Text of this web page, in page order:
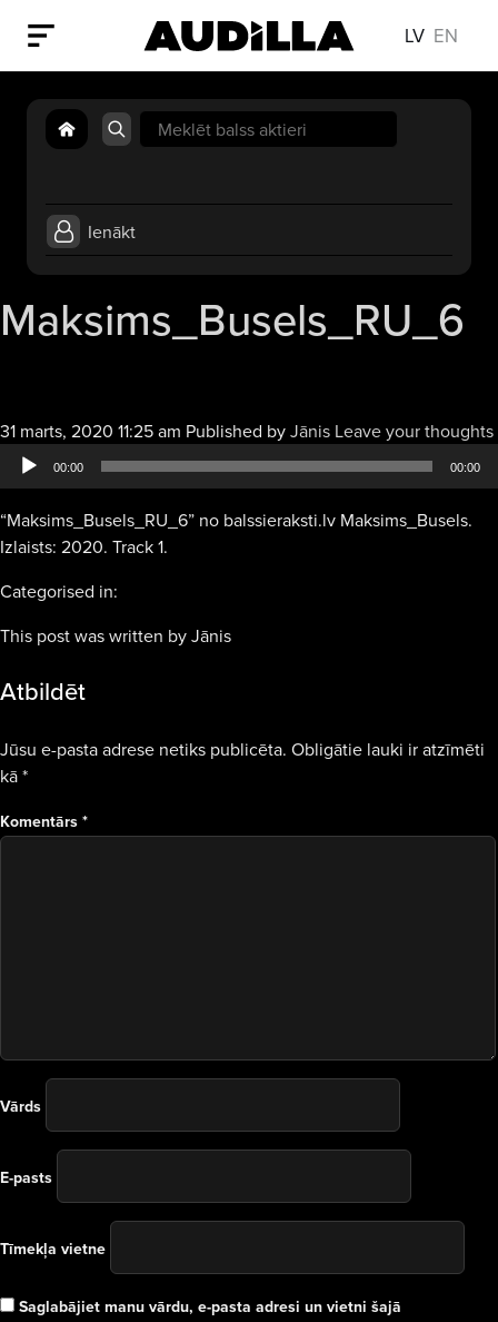
LV EN
Search
for:
Ienākt
Maksims_Busels_RU_6
31 marts, 2020 11:25 am Published byJānis Leave your thoughts
00:00 00:00
“Maksims_Busels_RU_6” no balssieraksti.lv Maksims_Busels.
Izlaists: 2020. Track 1.
Categorised in:
This post was written by Jānis
Atbildēt
Jūsu e-pasta adrese netiks publicēta. Obligātie lauki ir atzīmēti
kā*
Komentārs*
Vārds
E-pasts
Tīmekļa vietne
Saglabājiet manu vārdu, e-pasta adresi un vietni šajā